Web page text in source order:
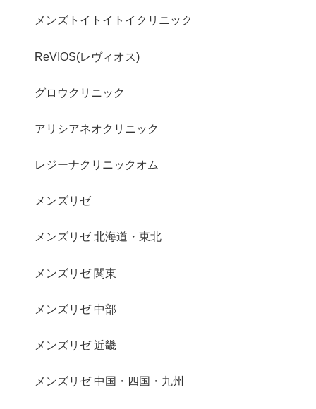
メンズトイトイトイクリニック
ReVIOS(レヴィオス)
グロウクリニック
アリシアネオクリニック
レジーナクリニックオム
メンズリゼ
メンズリゼ 北海道・東北
メンズリゼ 関東
メンズリゼ 中部
メンズリゼ 近畿
メンズリゼ 中国・四国・九州